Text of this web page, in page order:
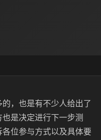
，也是有不少人给出了
是决定进行下一步测
位参与方式以及具体要